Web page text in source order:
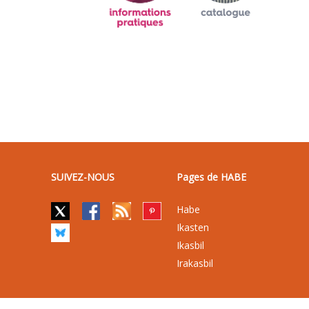
SUIVEZ-NOUS Pages de HABE
Habe
Ikasten
Ikasbil
Irakasbil